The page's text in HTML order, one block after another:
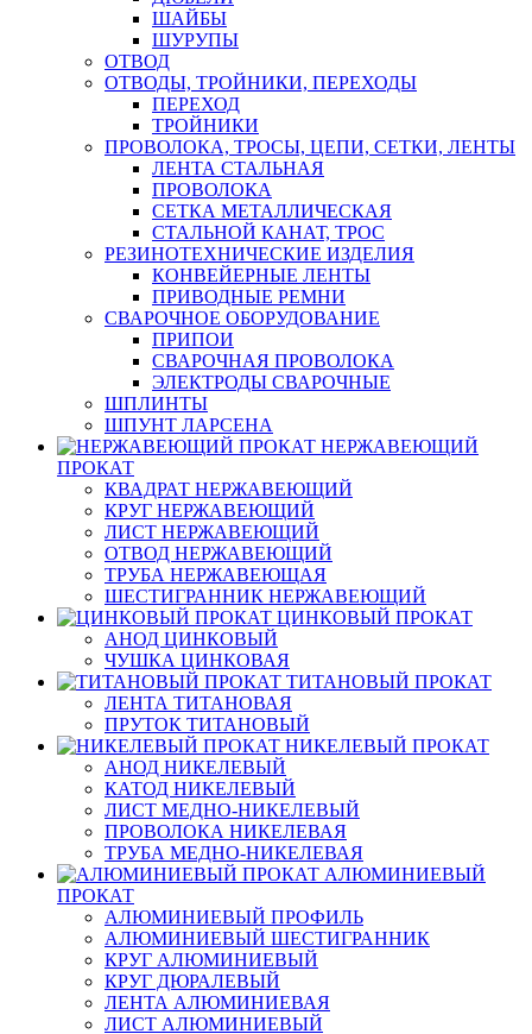
ШАЙБЫ
ШУРУПЫ
ОТВОД
ОТВОДЫ, ТРОЙНИКИ, ПЕРЕХОДЫ
ПЕРЕХОД
ТРОЙНИКИ
ПРОВОЛОКА, ТРОСЫ, ЦЕПИ, СЕТКИ, ЛЕНТЫ
ЛЕНТА СТАЛЬНАЯ
ПРОВОЛОКА
СЕТКА МЕТАЛЛИЧЕСКАЯ
СТАЛЬНОЙ КАНАТ, ТРОС
РЕЗИНОТЕХНИЧЕСКИЕ ИЗДЕЛИЯ
КОНВЕЙЕРНЫЕ ЛЕНТЫ
ПРИВОДНЫЕ РЕМНИ
СВАРОЧНОЕ ОБОРУДОВАНИЕ
ПРИПОИ
СВАРОЧНАЯ ПРОВОЛОКА
ЭЛЕКТРОДЫ СВАРОЧНЫЕ
ШПЛИНТЫ
ШПУНТ ЛАРСЕНА
НЕРЖАВЕЮЩИЙ
ПРОКАТ
КВАДРАТ НЕРЖАВЕЮЩИЙ
КРУГ НЕРЖАВЕЮЩИЙ
ЛИСТ НЕРЖАВЕЮЩИЙ
ОТВОД НЕРЖАВЕЮЩИЙ
ТРУБА НЕРЖАВЕЮЩАЯ
ШЕСТИГРАННИК НЕРЖАВЕЮЩИЙ
ЦИНКОВЫЙ ПРОКАТ
АНОД ЦИНКОВЫЙ
ЧУШКА ЦИНКОВАЯ
ТИТАНОВЫЙ ПРОКАТ
ЛЕНТА ТИТАНОВАЯ
ПРУТОК ТИТАНОВЫЙ
НИКЕЛЕВЫЙ ПРОКАТ
АНОД НИКЕЛЕВЫЙ
КАТОД НИКЕЛЕВЫЙ
ЛИСТ МЕДНО-НИКЕЛЕВЫЙ
ПРОВОЛОКА НИКЕЛЕВАЯ
ТРУБА МЕДНО-НИКЕЛЕВАЯ
АЛЮМИНИЕВЫЙ
ПРОКАТ
АЛЮМИНИЕВЫЙ ПРОФИЛЬ
АЛЮМИНИЕВЫЙ ШЕСТИГРАННИК
КРУГ АЛЮМИНИЕВЫЙ
КРУГ ДЮРАЛЕВЫЙ
ЛЕНТА АЛЮМИНИЕВАЯ
ЛИСТ АЛЮМИНИЕВЫЙ